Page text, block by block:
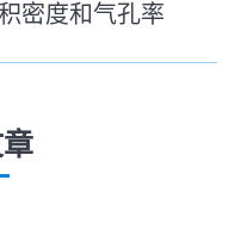
密度和气孔率